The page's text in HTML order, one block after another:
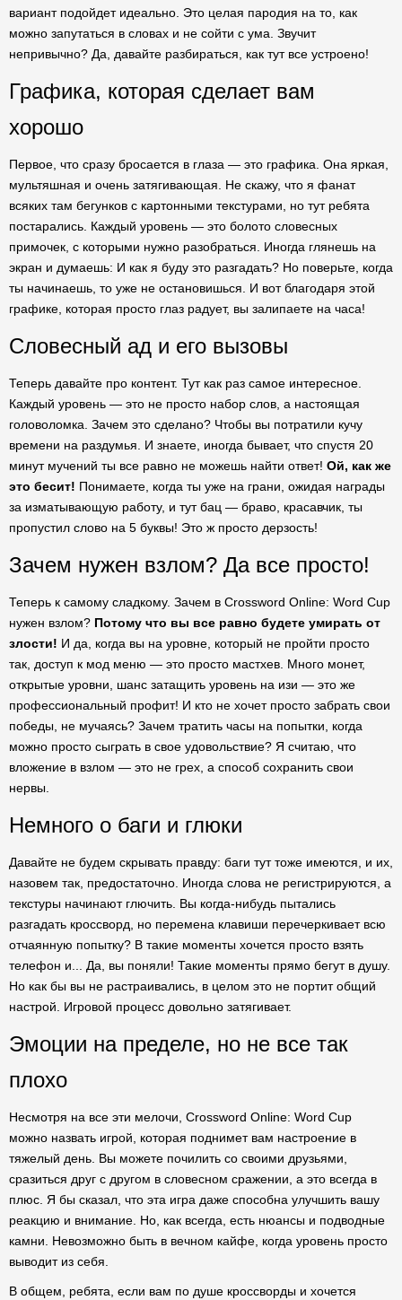
вариант подойдет идеально. Это целая пародия на то, как
можно запутаться в словах и не сойти с ума. Звучит
непривычно? Да, давайте разбираться, как тут все устроено!
Графика, которая сделает вам
хорошо
Первое, что сразу бросается в глаза — это графика. Она яркая,
мультяшная и очень затягивающая. Не скажу, что я фанат
всяких там бегунков с картонными текстурами, но тут ребята
постарались. Каждый уровень — это болото словесных
примочек, с которыми нужно разобраться. Иногда глянешь на
экран и думаешь: И как я буду это разгадать? Но поверьте, когда
ты начинаешь, то уже не остановишься. И вот благодаря этой
графике, которая просто глаз радует, вы залипаете на часа!
Словесный ад и его вызовы
Теперь давайте про контент. Тут как раз самое интересное.
Каждый уровень — это не просто набор слов, а настоящая
головоломка. Зачем это сделано? Чтобы вы потратили кучу
времени на раздумья. И знаете, иногда бывает, что спустя 20
минут мучений ты все равно не можешь найти ответ! Ой, как же
это бесит! Понимаете, когда ты уже на грани, ожидая награды
за изматывающую работу, и тут бац — браво, красавчик, ты
пропустил слово на 5 буквы! Это ж просто дерзость!
Зачем нужен взлом? Да все просто!
Теперь к самому сладкому. Зачем в Crossword Online: Word Cup
нужен взлом? Потому что вы все равно будете умирать от
злости! И да, когда вы на уровне, который не пройти просто
так, доступ к мод меню — это просто мастхев. Много монет,
открытые уровни, шанс затащить уровень на изи — это же
профессиональный профит! И кто не хочет просто забрать свои
победы, не мучаясь? Зачем тратить часы на попытки, когда
можно просто сыграть в свое удовольствие? Я считаю, что
вложение в взлом — это не грех, а способ сохранить свои
нервы.
Немного о баги и глюки
Давайте не будем скрывать правду: баги тут тоже имеются, и их,
назовем так, предостаточно. Иногда слова не регистрируются, а
текстуры начинают глючить. Вы когда-нибудь пытались
разгадать кроссворд, но перемена клавиши перечеркивает всю
отчаянную попытку? В такие моменты хочется просто взять
телефон и... Да, вы поняли! Такие моменты прямо бегут в душу.
Но как бы вы не растраивались, в целом это не портит общий
настрой. Игровой процесс довольно затягивает.
Эмоции на пределе, но не все так
плохо
Несмотря на все эти мелочи, Crossword Online: Word Cup
можно назвать игрой, которая поднимет вам настроение в
тяжелый день. Вы можете почилить со своими друзьями,
сразиться друг с другом в словесном сражении, а это всегда в
плюс. Я бы сказал, что эта игра даже способна улучшить вашу
реакцию и внимание. Но, как всегда, есть нюансы и подводные
камни. Невозможно быть в вечном кайфе, когда уровень просто
выводит из себя.
В общем, ребята, если вам по душе кроссворды и хочется